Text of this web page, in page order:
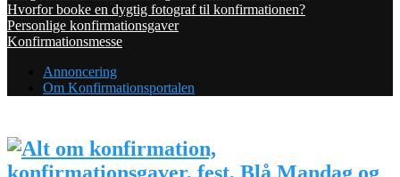
Hvorfor booke en dygtig fotograf til konfirmationen?
Personlige konfirmationsgaver
Konfirmationsmesse
Annoncering
Om Konfirmationsportalen